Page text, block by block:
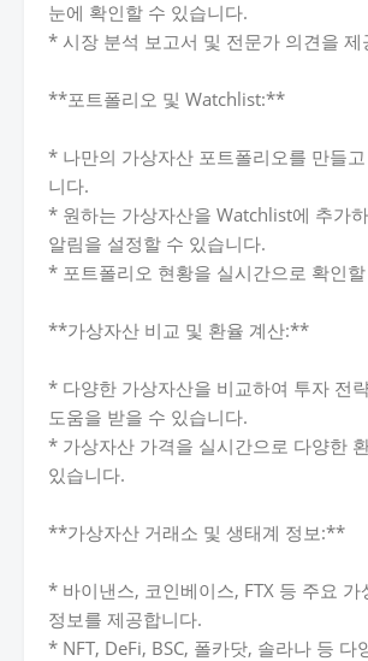
눈에 확인할 수 있습니다.
* 시장 분석 보고서 및 전문가 의견을 제
**포트폴리오 및 Watchlist:**
* 나만의 가상자산 포트폴리오를 만들
니다.
* 원하는 가상자산을 Watchlist에 추가
알림을 설정할 수 있습니다.
* 포트폴리오 현황을 실시간으로 확인
**가상자산 비교 및 환율 계산:**
* 다양한 가상자산을 비교하여 투자 전
도움을 받을 수 있습니다.
* 가상자산 가격을 실시간으로 다양한
있습니다.
**가상자산 거래소 및 생태계 정보:**
* 바이낸스, 코인베이스, FTX 등 주요 가
정보를 제공합니다.
* NFT, DeFi, BSC, 폴카닷, 솔라나 등 다